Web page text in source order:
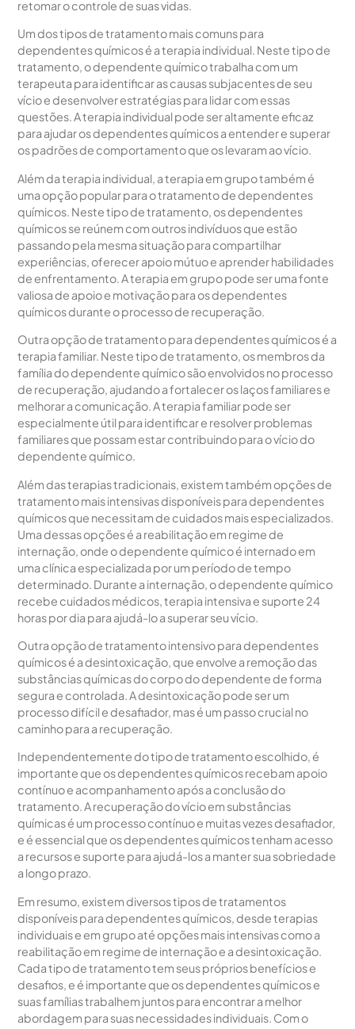
retomar o controle de suas vidas.
Um dos tipos de tratamento mais comuns para
dependentes químicos é a terapia individual. Neste tipo de
tratamento, o dependente químico trabalha com um
terapeuta para identificar as causas subjacentes de seu
vício e desenvolver estratégias para lidar com essas
questões. A terapia individual pode ser altamente eficaz
para ajudar os dependentes químicos a entender e superar
os padrões de comportamento que os levaram ao vício.
Além da terapia individual, a terapia em grupo também é
uma opção popular para o tratamento de dependentes
químicos. Neste tipo de tratamento, os dependentes
químicos se reúnem com outros indivíduos que estão
passando pela mesma situação para compartilhar
experiências, oferecer apoio mútuo e aprender habilidades
de enfrentamento. A terapia em grupo pode ser uma fonte
valiosa de apoio e motivação para os dependentes
químicos durante o processo de recuperação.
Outra opção de tratamento para dependentes químicos é a
terapia familiar. Neste tipo de tratamento, os membros da
família do dependente químico são envolvidos no processo
de recuperação, ajudando a fortalecer os laços familiares e
melhorar a comunicação. A terapia familiar pode ser
especialmente útil para identificar e resolver problemas
familiares que possam estar contribuindo para o vício do
dependente químico.
Além das terapias tradicionais, existem também opções de
tratamento mais intensivas disponíveis para dependentes
químicos que necessitam de cuidados mais especializados.
Uma dessas opções é a reabilitação em regime de
internação, onde o dependente químico é internado em
uma clínica especializada por um período de tempo
determinado. Durante a internação, o dependente químico
recebe cuidados médicos, terapia intensiva e suporte 24
horas por dia para ajudá-lo a superar seu vício.
Outra opção de tratamento intensivo para dependentes
químicos é a desintoxicação, que envolve a remoção das
substâncias químicas do corpo do dependente de forma
segura e controlada. A desintoxicação pode ser um
processo difícil e desafiador, mas é um passo crucial no
caminho para a recuperação.
Independentemente do tipo de tratamento escolhido, é
importante que os dependentes químicos recebam apoio
contínuo e acompanhamento após a conclusão do
tratamento. A recuperação do vício em substâncias
químicas é um processo contínuo e muitas vezes desafiador,
e é essencial que os dependentes químicos tenham acesso
a recursos e suporte para ajudá-los a manter sua sobriedade
a longo prazo.
Em resumo, existem diversos tipos de tratamentos
disponíveis para dependentes químicos, desde terapias
individuais e em grupo até opções mais intensivas como a
reabilitação em regime de internação e a desintoxicação.
Cada tipo de tratamento tem seus próprios benefícios e
desafios, e é importante que os dependentes químicos e
suas famílias trabalhem juntos para encontrar a melhor
abordagem para suas necessidades individuais. Com o